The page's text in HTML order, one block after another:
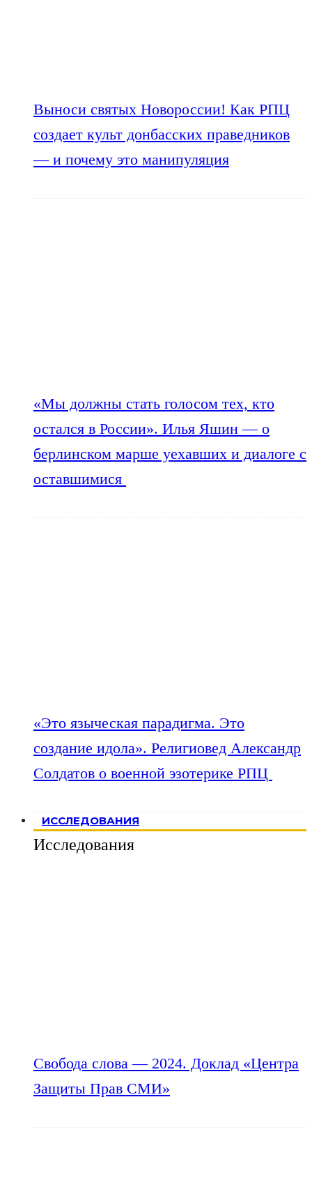
Выноси святых Новороссии! Как РПЦ
создает культ донбасских праведников
— и почему это манипуляция
«Мы должны стать голосом тех, кто
остался в России». Илья Яшин — о
берлинском марше уехавших и диалоге с
оставшимися
«Это языческая парадигма. Это
создание идола». Религиовед Александр
Солдатов о военной эзотерике РПЦ
ИССЛЕДОВАНИЯ
Исследования
Свобода слова — 2024. Доклад «Центра
Защиты Прав СМИ»